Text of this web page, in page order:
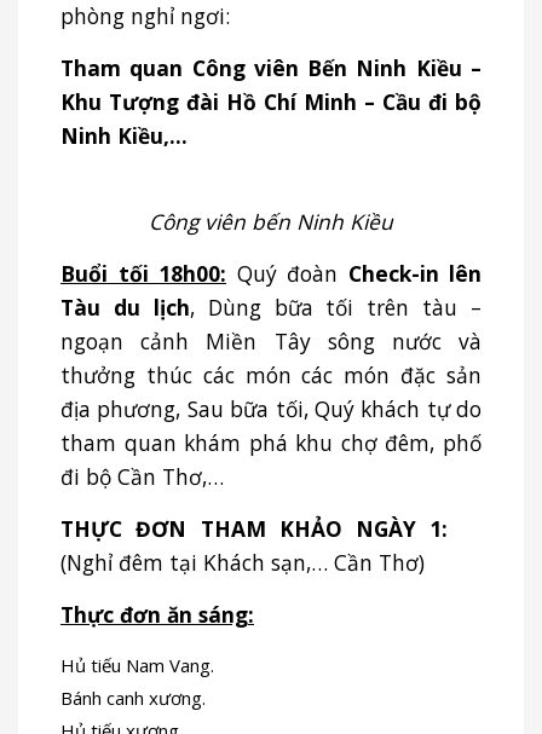
phòng nghỉ ngơi:
Tham quan Công viên Bến Ninh Kiều –
Khu Tượng đài Hồ Chí Minh – Cầu đi bộ
Ninh Kiều,…
Công viên bến Ninh Kiều
Buổi tối 18h00: Quý đoàn Check-in lên
Tàu du lịch, Dùng bữa tối trên tàu –
ngoạn cảnh Miền Tây sông nước và
thưởng thúc các món các món đặc sản
địa phương, Sau bữa tối, Quý khách tự do
tham quan khám phá khu chợ đêm, phố
đi bộ Cần Thơ,…
THỰC ĐƠN THAM KHẢO NGÀY 1:
(Nghỉ đêm tại Khách sạn,… Cần Thơ)
Thực đơn ăn sáng:
Hủ tiếu Nam Vang.
Bánh canh xương.